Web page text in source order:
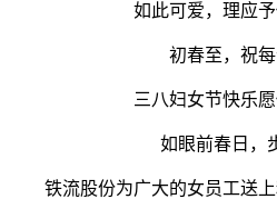
如此可爱，理应
初春至，祝每
三八妇女节快乐愿
如眼前春日，
铁流股份为广大的女员工送上